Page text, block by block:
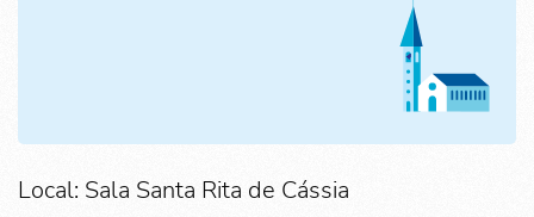
Local: Sala Santa Rita de Cássia